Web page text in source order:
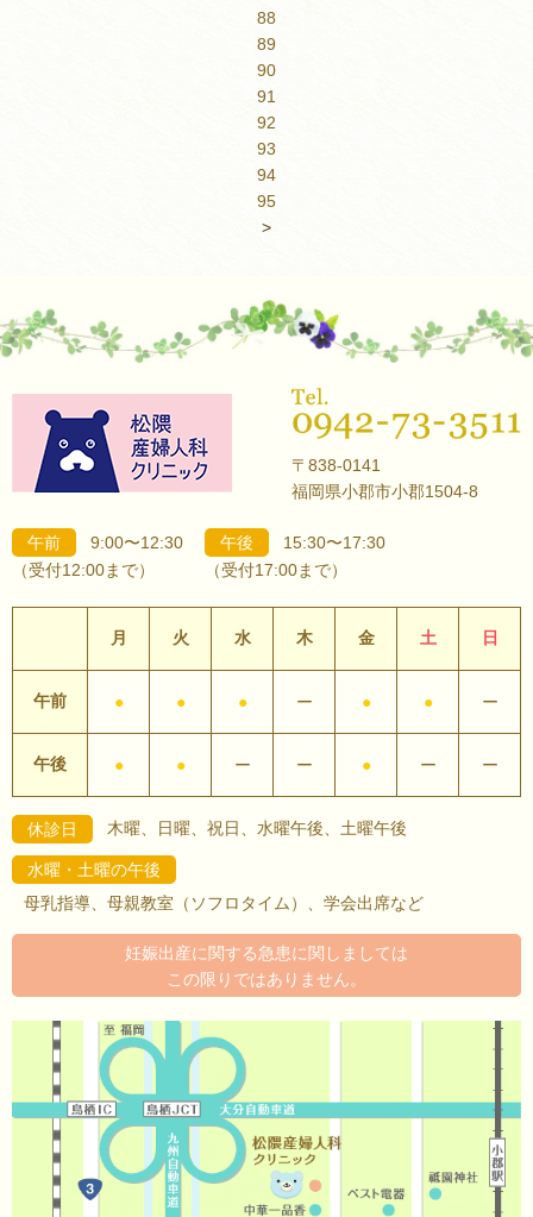
88
89
90
91
92
93
94
95
>
〒838-0141
福岡県小郡市小郡1504-8
午前
9:00〜12:30
（受付12:00まで）
午後
15:30〜17:30
（受付17:00まで）
月 火 水 木 金 土 日
午前 ● ● ● ー ● ● ー
午後 ● ● ー ー ● ー ー
休診日 木曜、日曜、祝日、水曜午後、土曜午後
水曜・土曜の午後
母乳指導、母親教室（ソフロタイム）、学会出席など
妊娠出産に関する急患に関しましては
この限りではありません。